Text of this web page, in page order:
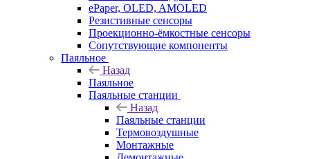
ePaper, OLED, AMOLED
Резистивные сенсоры
Проекционно-ёмкостные сенсоры
Сопутствующие компоненты
Паяльное
Назад
Паяльное
Паяльные станции
Назад
Паяльные станции
Термовоздушные
Монтажные